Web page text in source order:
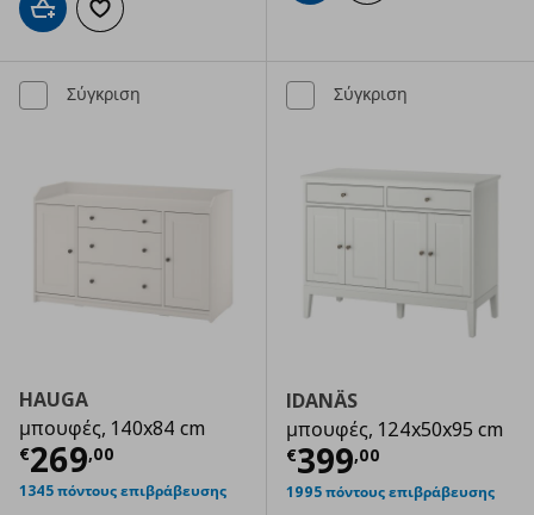
Προσθήκη στο καλάθι
Προσθήκη στα αγαπημένα
Σύγκριση
HAUGA
μπουφές, 140x84 cm
€269,00
Τρέχουσα τιμή € 269,00
1345 πόντους επιβράβευσης
Σύγκριση
IDANÄS
μπουφές, 124x50x95 cm
€399,00
Τρέχουσα
1995 πόντους επιβράβευσης